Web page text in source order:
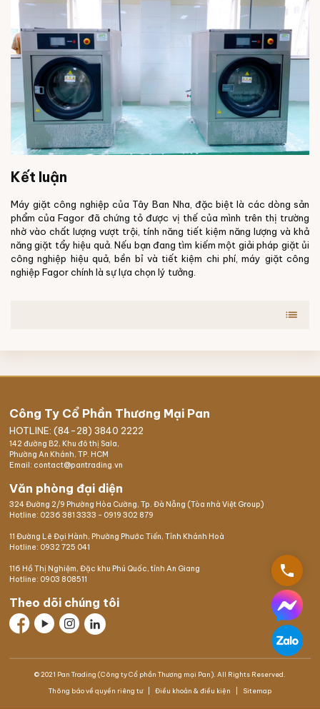
Kết luận
Máy giặt công nghiệp của Tây Ban Nha, đặc biệt là các dòng sản
phẩm của Fagor đã chứng tỏ được vị thế của mình trên thị trường
nhờ vào chất lượng vượt trội, tính năng tiết kiệm năng lượng và khả
năng giặt tẩy hiệu quả. Nếu bạn đang tìm kiếm một giải pháp giặt ủi
công nghiệp hiệu quả, bền bỉ và tiết kiệm chi phí, máy giặt công
nghiệp Fagor chính là sự lựa chọn lý tưởng.
list
Công Ty Cổ Phần Thương Mại Pan
HOTLINE: (84-28) 3840 2222
142 đường B2, Khu đô thị Sala,
Phường An Khánh, TP. HCM
Email: contact@pantrading.vn
Văn phòng đại diện
324 Đường 2/9 Phường Hòa Cường, Tp. Đà Nẵng (Tòa nhà Việt Group)
Hotline: 0236 381 3333 - 0919 302 879
11 Đường Lê Đại Hành, Phường Phước Tiến, Tỉnh Khánh Hoà
Hotline: 0932 725 041
116 Hồ Thị Nghiệm, Đặc khu Phú Quốc, tỉnh An Giang
Hotline: 0903 808511
Theo dõi chúng tôi
© 2021 Pan Trading (Công ty Cổ phần Thương mại Pan). All Rights Reserved.
Thông báo về quyền riêng tư Điều khoản & điều kiện Sitemap
phone